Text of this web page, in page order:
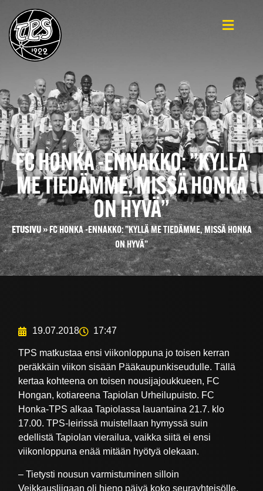
FC HONKA -ENNAKKO: ”KYLLÄ
ME TIEDÄMME, MISSÄ HONKA
ON HYVÄ”
ETUSIVU»FC HONKA -ENNAKKO: ”KYLLÄ ME TIEDÄMME, MISSÄ HONKA
ON HYVÄ”
19.07.2018 17:47
TPS matkustaa ensi viikonloppuna jo toisen kerran
peräkkäin viikon sisään Pääkaupunkiseudulle. Tällä
kertaa kohteena on toisen nousijajoukkueen, FC
Hongan, kotiareena Tapiolan Urheilupuisto. FC
Honka-TPS alkaa Tapiolassa lauantaina 21.7. klo
17.00. TPS-leirissä muistellaan hymyssä suin
edellistä Tapiolan vierailua, vaikka siitä ei ensi
viikonloppuna enää mitään hyötyä olekaan.
– Tietysti nousun varmistuminen silloin
Veikkausliigaan oli hieno päivä koko seurayhteisölle,